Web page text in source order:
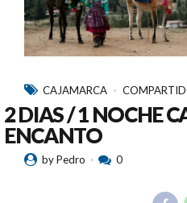
CAJAMARCA
2 DIAS / 1 NOCHE
ENCANTO
by Pedro 0